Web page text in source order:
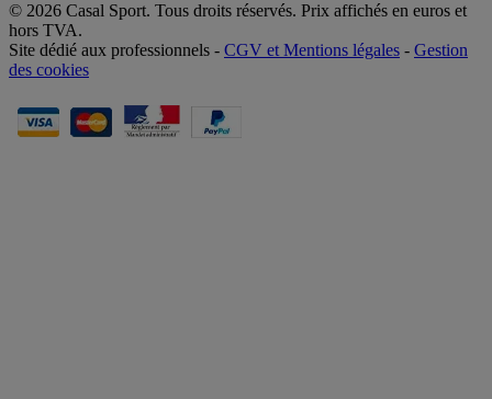
© 2026 Casal Sport. Tous droits réservés. Prix affichés en euros et
hors TVA.
Site dédié aux professionnels - CGV et Mentions légales - Gestion
des cookies